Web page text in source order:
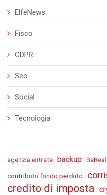
ElfeNews
Fisco
GDPR
Seo
Social
Tecnologia
agenzia entrate backup BeReal
contributo fondo perduto
credito di imposta